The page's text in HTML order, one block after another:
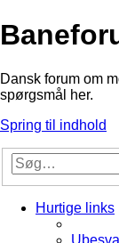
Dansk forum om
spørgsmål her.
Spring til indhold
Hurtige links